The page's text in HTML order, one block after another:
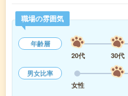
職場の雰囲気
年齢層
20代
30代
男女比率
女性